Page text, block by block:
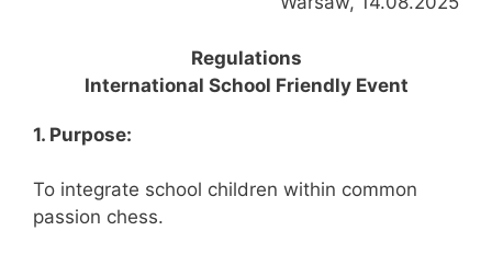
Regulations
International School Friendly Event
1. Purpose:
To integrate school children within common
passion chess.